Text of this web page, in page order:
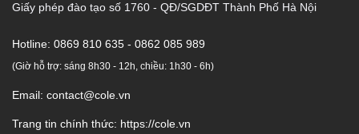
Giấy phép đào tạo số 1760 - QĐ/SGDĐT Thành Phố Hà Nội
Hotline: 0869 810 635 - 0862 085 989
(Giờ hỗ trợ: sáng 8h30 - 12h, chiều: 1h30 - 6h)
Email: contact@cole.vn
Trang tin chính thức: https://cole.vn